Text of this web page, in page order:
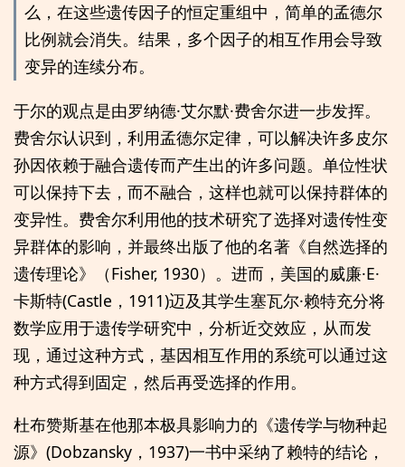
么，在这些遗传因子的恒定重组中，简单的孟德尔
比例就会消失。结果，多个因子的相互作用会导致
变异的连续分布。
于尔的观点是由罗纳德·艾尔默·费舍尔进一步发挥。
费舍尔认识到，利用孟德尔定律，可以解决许多皮尔
孙因依赖于融合遗传而产生出的许多问题。单位性状
可以保持下去，而不融合，这样也就可以保持群体的
变异性。费舍尔利用他的技术研究了选择对遗传性变
异群体的影响，并最终出版了他的名著《自然选择的
遗传理论》（Fisher, 1930）。进而，美国的威廉·E·
卡斯特(Castle，1911)迈及其学生塞瓦尔·赖特充分将
数学应用于遗传学研究中，分析近交效应，从而发
现，通过这种方式，基因相互作用的系统可以通过这
种方式得到固定，然后再受选择的作用。
杜布赞斯基在他那本极具影响力的《遗传学与物种起
源》(Dobzansky，1937)一书中采纳了赖特的结论，